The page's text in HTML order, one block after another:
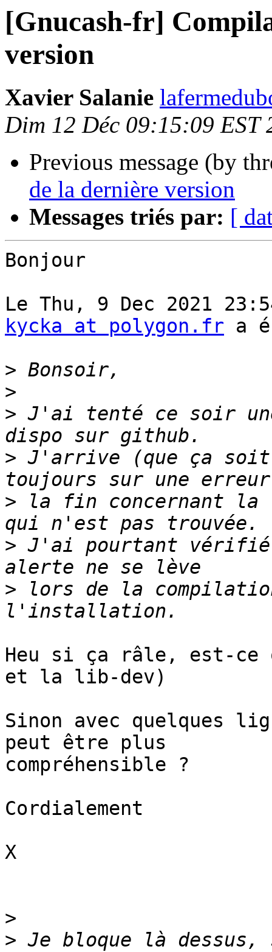
[Gnucash-fr]
version
Xavier Salanie
Dim 12 Déc 09:15:09 EST
Previous message (by
de la dernière version
Messages triés par: [
Bonjour
kycka at polygon.fr a
>
>
> J'ai tenté ce soir
> J'arrive (que ça soit
> la fin concernant
> J'ai pourtant vérifié
> lors de la
Heu si ça râle, est-
et la lib-dev)
Sinon avec quelques
peut être plus
compréhensible ?
Cordialement
X
>
> Je bloque là